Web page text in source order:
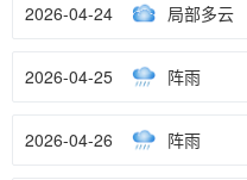
2026-04-24 局部多云
2026-04-25 阵雨
2026-04-26 阵雨